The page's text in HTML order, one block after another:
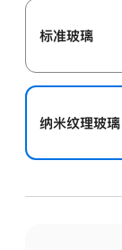
标准玻璃
纳米纹理玻璃